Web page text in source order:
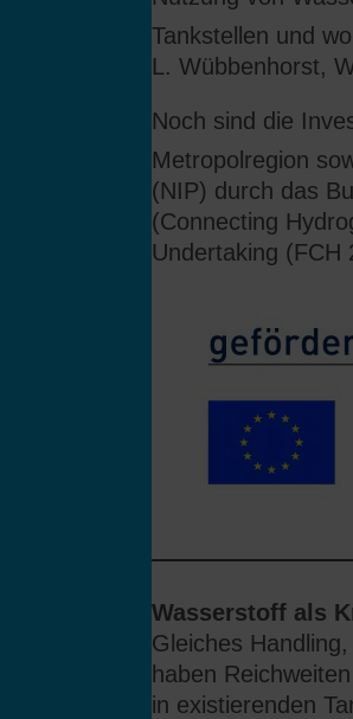
Tankstellen und
L. Wübbenhorst,
Noch sind die
Metropolregion
(NIP) durch das
(Connecting
Undertaking (FCH
Wasserstoff als
Gleiches
haben
in existierenden